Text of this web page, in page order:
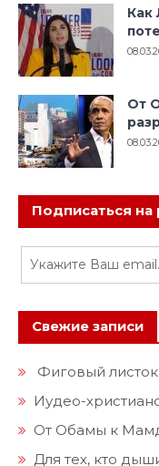
Как
От
Подписаться на
Свежие записи
Фиговый листок
Иудео-
От Обамы к
Для тех, кто